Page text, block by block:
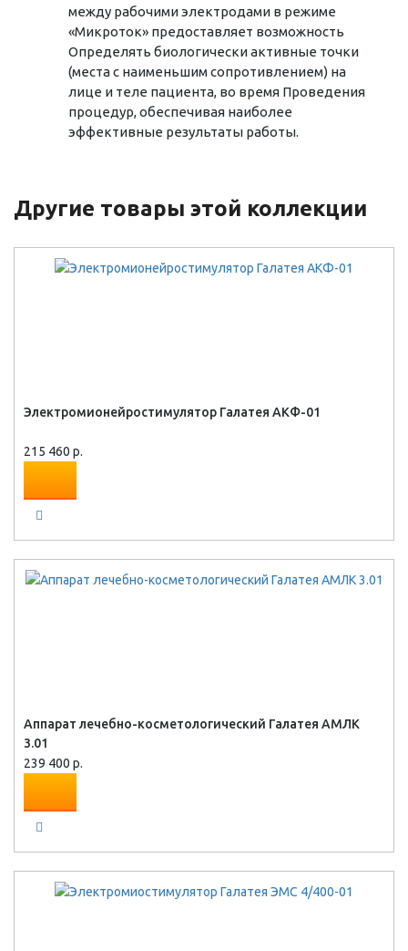
между рабочими электродами в режиме
«Микроток» предоставляет возможность
Определять биологически активные точки
(места с наименьшим сопротивлением) на
лице и теле пациента, во время Проведения
процедур, обеспечивая наиболее
эффективные результаты работы.
Другие товары этой коллекции
Электромионейростимулятор Галатея АКФ-01
215 460 р.
Аппарат лечебно-косметологический Галатея АМЛК
3.01
239 400 р.